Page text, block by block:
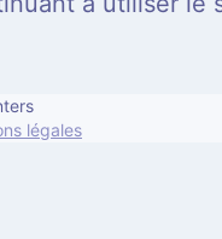
légales